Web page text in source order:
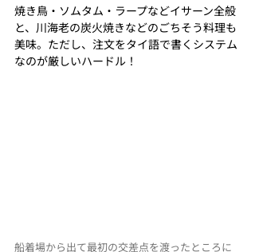
焼き鳥・ソムタム・ラープなどイサーン全般
と、川海老の炭火焼きなどのごちそう料理も
美味。ただし、注文をタイ語で書くシステム
なのが厳しいハードル！
船着場から出て最初の交差点を渡ったところに